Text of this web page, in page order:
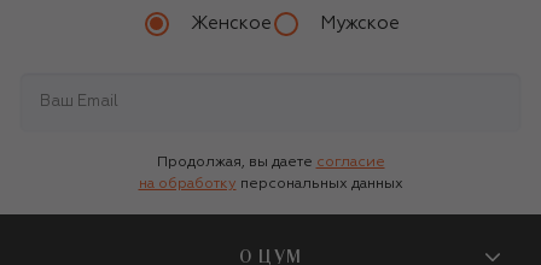
Женское Мужское
Продолжая, вы даете согласие
на обработку персональных данных
О ЦУМ